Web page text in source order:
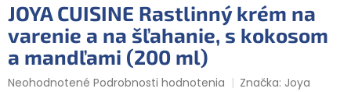
JOYA CUISINE Rastlinný krém na
varenie a na šľahanie, s kokosom
a mandľami (200 ml)
Priemerné
Neohodnotené Podrobnosti hodnotenia Značka: Joya